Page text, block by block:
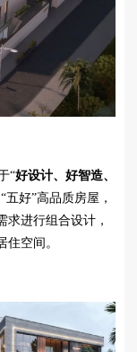
“好设计、好智造、
好”高品质房屋，
进行组合设计，
空间。